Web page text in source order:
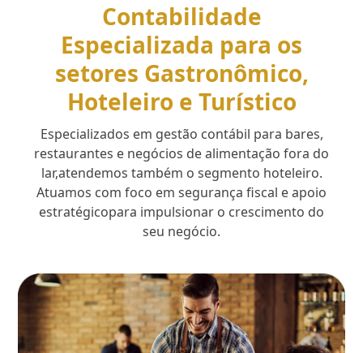
Contabilidade
Especializada para os
setores Gastronômico,
Hoteleiro e Turístico
Especializados em gestão contábil para bares,
restaurantes e negócios de alimentação fora do
lar,atendemos também o segmento hoteleiro.
Atuamos com foco em segurança fiscal e apoio
estratégicopara impulsionar o crescimento do
seu negócio.